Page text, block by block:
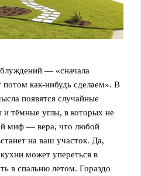
— «сначала
как‑нибудь сделаем». В
появятся случайные
тёмные углы, в которых не
миф — вера, что любой
на ваш участок. Да,
может упереться в
в спальню летом. Гораздо